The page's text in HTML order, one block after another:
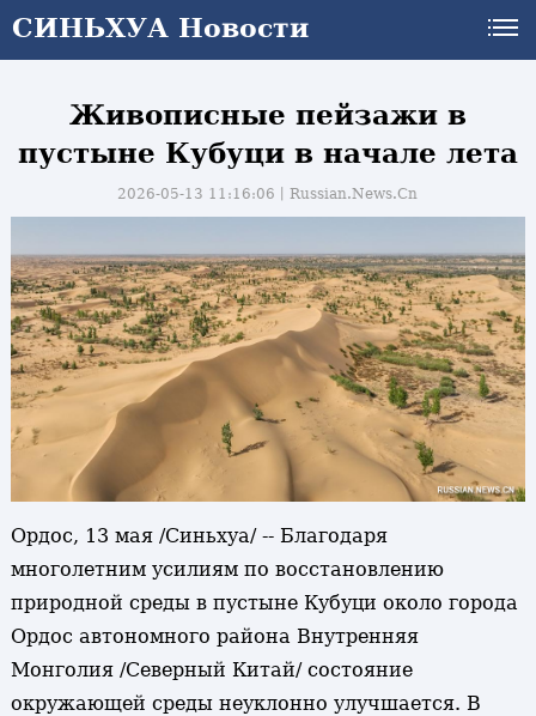
СИНЬХУА Новости
СИНЬХУА Новости
Живописные пейзажи в
пустыне Кубуци в начале лета
2026-05-13 11:16:06丨Russian.News.Cn
Ордос, 13 мая /Синьхуа/ -- Благодаря
многолетним усилиям по восстановлению
природной среды в пустыне Кубуци около города
Ордос автономного района Внутренняя
Монголия /Северный Китай/ состояние
окружающей среды неуклонно улучшается. В